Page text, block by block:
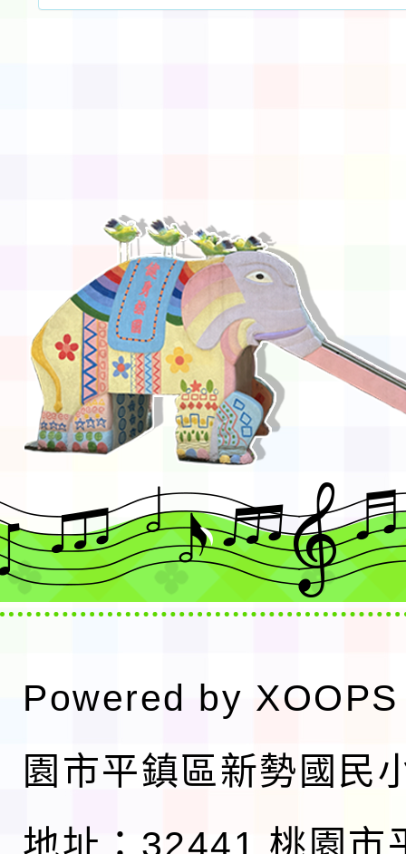
Powered by XOOPS
園市平鎮區新勢國民
地址：32441 桃園市